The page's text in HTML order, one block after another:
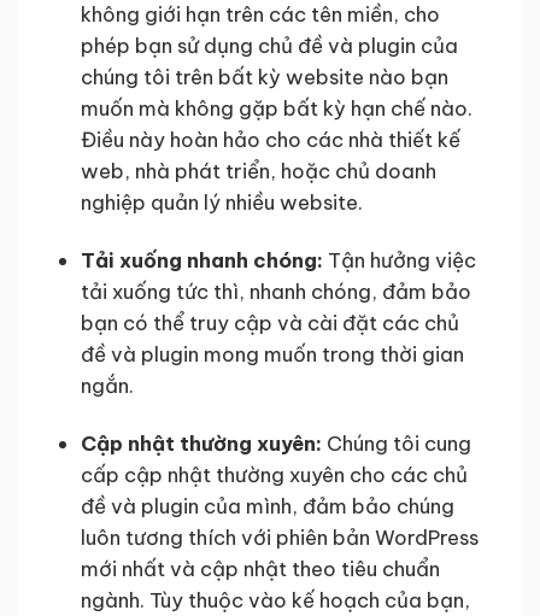
không giới hạn trên các tên miền, cho
phép bạn sử dụng chủ đề và plugin của
chúng tôi trên bất kỳ website nào bạn
muốn mà không gặp bất kỳ hạn chế nào.
Điều này hoàn hảo cho các nhà thiết kế
web, nhà phát triển, hoặc chủ doanh
nghiệp quản lý nhiều website.
Tải xuống nhanh chóng: Tận hưởng việc
tải xuống tức thì, nhanh chóng, đảm bảo
bạn có thể truy cập và cài đặt các chủ
đề và plugin mong muốn trong thời gian
ngắn.
Cập nhật thường xuyên: Chúng tôi cung
cấp cập nhật thường xuyên cho các chủ
đề và plugin của mình, đảm bảo chúng
luôn tương thích với phiên bản WordPress
mới nhất và cập nhật theo tiêu chuẩn
ngành. Tùy thuộc vào kế hoạch của bạn,